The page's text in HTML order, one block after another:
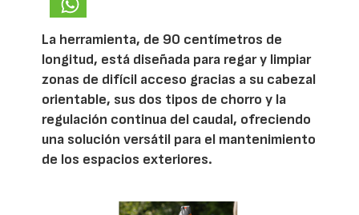
La herramienta, de 90 centímetros de
longitud, está diseñada para regar y limpiar
zonas de difícil acceso gracias a su cabezal
orientable, sus dos tipos de chorro y la
regulación continua del caudal, ofreciendo
una solución versátil para el mantenimiento
de los espacios exteriores.